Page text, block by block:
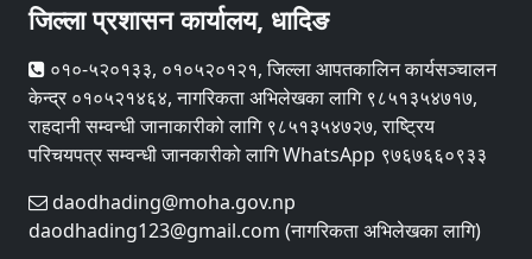
जिल्ला प्रशासन कार्यालय, धादिङ
०१०-५२०१३३, ०१०५२०१२१, जिल्ला आपतकालिन कार्यसञ्चालन
केन्द्र ०१०५२१४६४, नागरिकता अभिलेखका लागि ९८५१३५४७१७,
राहदानी सम्वन्धी जानाकारीको लागि ९८५१३५४७२७, राष्ट्रिय
परिचयपत्र सम्वन्धी जानकारीको लागि WhatsApp ९७६७६६०९३३
daodhading@moha.gov.np
daodhading123@gmail.com (नागरिकता अभिलेखका लागि)